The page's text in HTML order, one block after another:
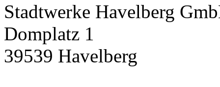
Stadtwerke Havelberg
Domplatz 1
39539 Havelberg